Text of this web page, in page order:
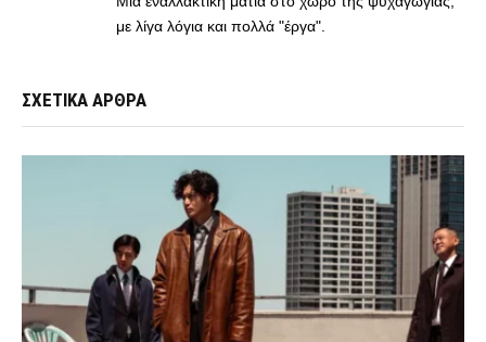
με λίγα λόγια και πολλά "έργα".
ΣΧΕΤΙΚΑ ΑΡΘΡΑ